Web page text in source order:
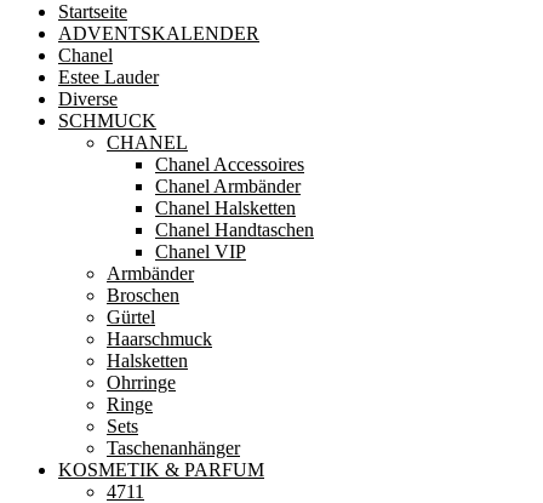
Startseite
ADVENTSKALENDER
Chanel
Estee Lauder
Diverse
SCHMUCK
CHANEL
Chanel Accessoires
Chanel Armbänder
Chanel Halsketten
Chanel Handtaschen
Chanel VIP
Armbänder
Broschen
Gürtel
Haarschmuck
Halsketten
Ohrringe
Ringe
Sets
Taschenanhänger
KOSMETIK & PARFUM
4711